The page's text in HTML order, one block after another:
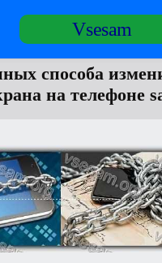
Vsesam
способа
на телефоне